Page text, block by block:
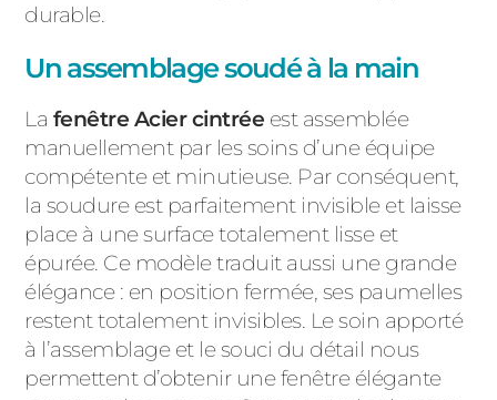
durable.
Un assemblage soudé à la main
La fenêtre Acier cintrée est assemblée
manuellement par les soins d’une équipe
compétente et minutieuse. Par conséquent,
la soudure est parfaitement invisible et laisse
place à une surface totalement lisse et
épurée. Ce modèle traduit aussi une grande
élégance : en position fermée, ses paumelles
restent totalement invisibles. Le soin apporté
à l’assemblage et le souci du détail nous
permettent d’obtenir une fenêtre élégante